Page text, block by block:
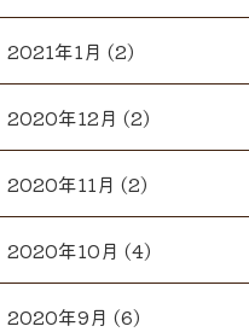
2021年1月 (2)
2020年12月 (2)
2020年11月 (2)
2020年10月 (4)
2020年9月 (6)